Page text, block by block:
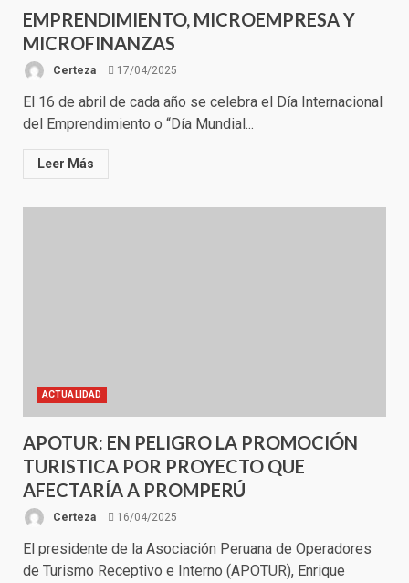
EMPRENDIMIENTO, MICROEMPRESA Y
MICROFINANZAS
Certeza 17/04/2025
El 16 de abril de cada año se celebra el Día Internacional
del Emprendimiento o “Día Mundial...
Leer Más
ACTUALIDAD
APOTUR: EN PELIGRO LA PROMOCIÓN
TURISTICA POR PROYECTO QUE
AFECTARÍA A PROMPERÚ
Certeza 16/04/2025
El presidente de la Asociación Peruana de Operadores
de Turismo Receptivo e Interno (APOTUR), Enrique